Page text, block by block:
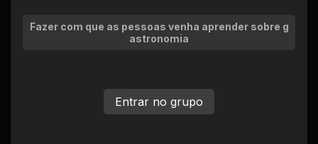
Fazer com que as pessoas venha aprender sobre g
astronomia
Entrar no grupo